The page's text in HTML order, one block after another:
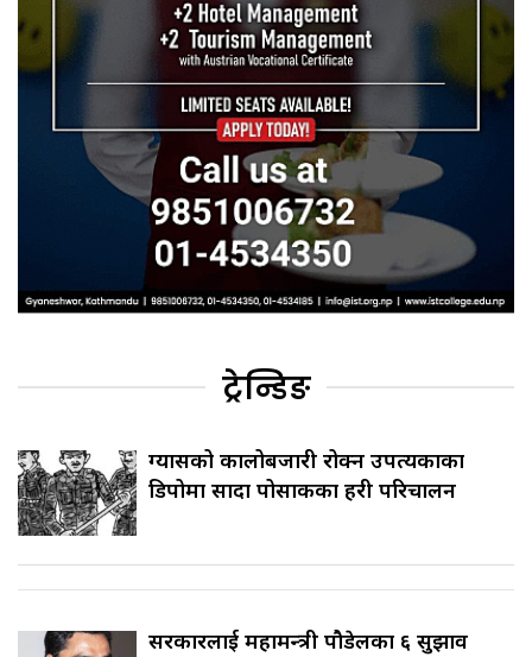
ट्रेन्डिङ
ग्यासको कालोबजारी रोक्न उपत्यकाका
डिपोमा सादा पोसाकका प्रहरी परिचालन
सरकारलाई महामन्त्री पौडेलका ६ सुझाव